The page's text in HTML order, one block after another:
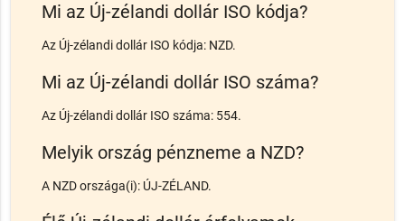
Mi az Új-zélandi dollár ISO kódja?
Az Új-zélandi dollár ISO kódja: NZD.
Mi az Új-zélandi dollár ISO száma?
Az Új-zélandi dollár ISO száma: 554.
Melyik ország pénzneme a NZD?
A NZD országa(i): ÚJ-ZÉLAND.